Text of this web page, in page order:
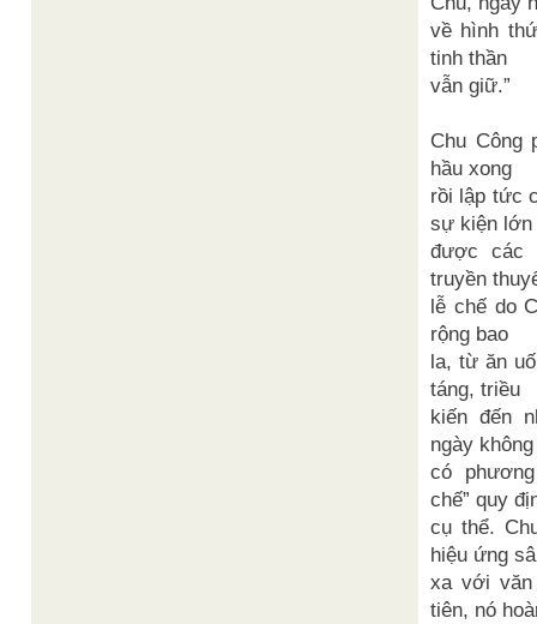
về hình
tinh thần
vẫn giữ.”
Chu Công
hầu xong
rồi lập tức
sự kiện lớn
được các
truyền
lễ chế do
rộng bao
la, từ ăn
táng, triều
kiến đến
ngày không
có
chế” quy
cụ thể.
hiệu ứng
xa với
tiên, nó